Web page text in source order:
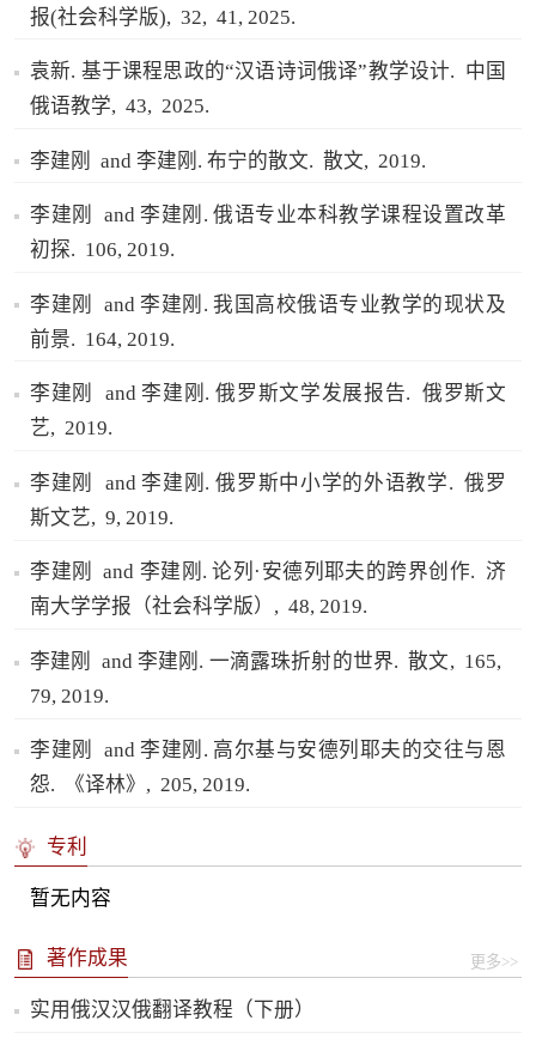
报(社会科学版), 32, 41, 2025.
袁新. 基于课程思政的“汉语诗词俄译”教学设计. 中国
俄语教学, 43, 2025.
李建刚 and 李建刚. 布宁的散文. 散文, 2019.
李建刚 and 李建刚. 俄语专业本科教学课程设置改革
初探. 106, 2019.
李建刚 and 李建刚. 我国高校俄语专业教学的现状及
前景. 164, 2019.
李建刚 and 李建刚. 俄罗斯文学发展报告. 俄罗斯文
艺, 2019.
李建刚 and 李建刚. 俄罗斯中小学的外语教学. 俄罗
斯文艺, 9, 2019.
李建刚 and 李建刚. 论列·安德列耶夫的跨界创作. 济
南大学学报（社会科学版）, 48, 2019.
李建刚 and 李建刚. 一滴露珠折射的世界. 散文, 165,
79, 2019.
李建刚 and 李建刚. 高尔基与安德列耶夫的交往与恩
怨.
《译林》, 205, 2019.
专利
暂无内容
著作成果 更多>>
实用俄汉汉俄翻译教程（下册）